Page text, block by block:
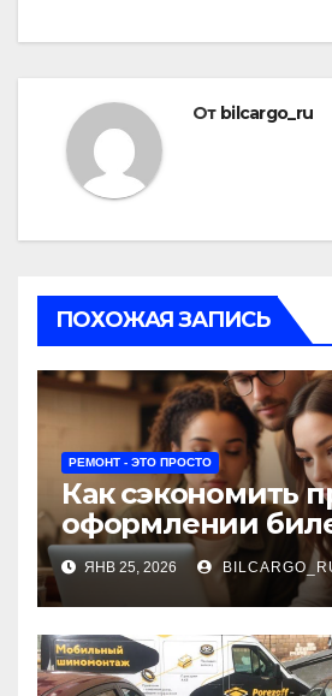
От bilcargo_ru
ПОХОЖАЯ ЗАПИСЬ
РЕМОНТ - ЭТО ПРОСТО
Как сэкономить
оформлении
ЯНВ 25, 2026